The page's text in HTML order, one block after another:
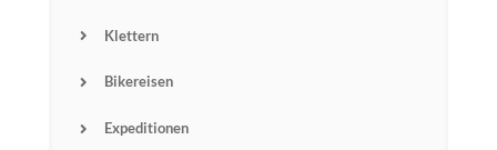
Klettern
Bikereisen
Expeditionen